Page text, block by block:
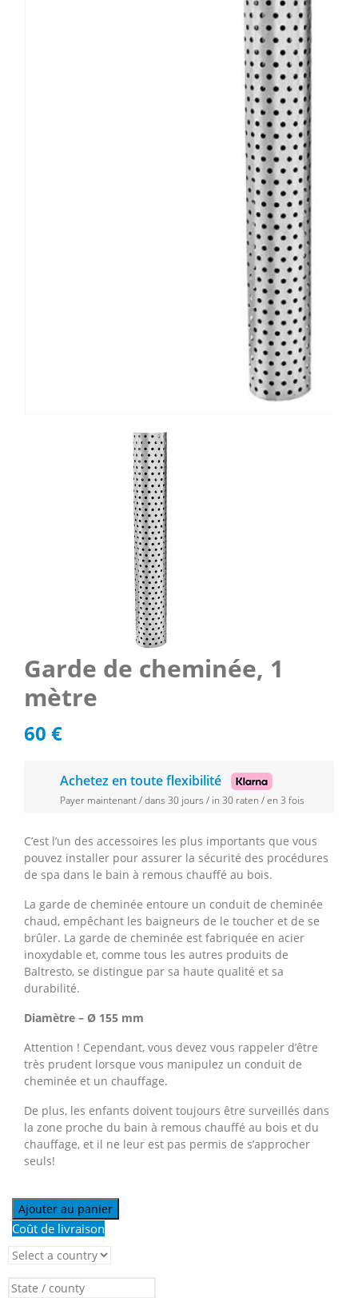
Garde de cheminée, 1
mètre
60 €
Achetez en toute flexibilité
Payer maintenant / dans 30 jours / in 30 raten / en 3 fois
C’est l’un des accessoires les plus importants que vous
pouvez installer pour assurer la sécurité des procédures
de spa dans le bain à remous chauffé au bois.
La garde de cheminée entoure un conduit de cheminée
chaud, empêchant les baigneurs de le toucher et de se
brûler. La garde de cheminée est fabriquée en acier
inoxydable et, comme tous les autres produits de
Baltresto, se distingue par sa haute qualité et sa
durabilité.
Diamètre – Ø 155 mm
Attention ! Cependant, vous devez vous rappeler d’être
très prudent lorsque vous manipulez un conduit de
cheminée et un chauffage.
De plus, les enfants doivent toujours être surveillés dans
la zone proche du bain à remous chauffé au bois et du
chauffage, et il ne leur est pas permis de s’approcher
seuls!
Ajouter au panier
Coût de livraison